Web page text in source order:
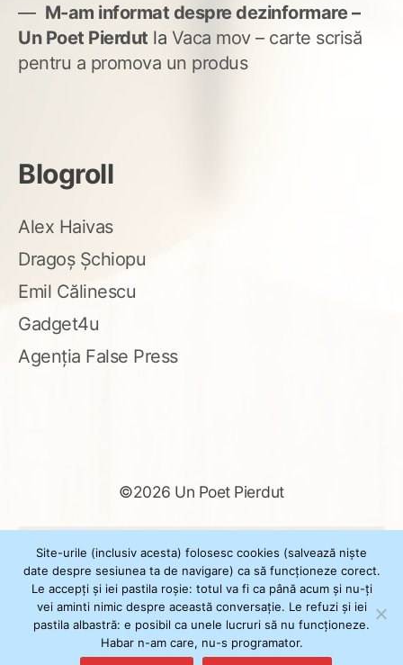
M-am informat despre dezinformare –
Un Poet Pierdut la Vaca mov – carte scrisă
pentru a promova un produs
Blogroll
Alex Haivas
Dragoș Șchiopu
Emil Călinescu
Gadget4u
Agenția False Press
©2026 Un Poet Pierdut
după:
Powered byWordPress
ThemeXSimply by Il Jester
Site-urile (inclusiv acesta) folosesc cookies (salvează niște
date despre sesiunea ta de navigare) ca să funcționeze corect.
Le accepți și iei pastila roșie: totul va fi ca până acum și nu-ți
vei aminti nimic despre această conversație. Le refuzi și iei
pastila albastră: e posibil ca unele lucruri să nu funcționeze.
Habar n-am care, nu-s programator.